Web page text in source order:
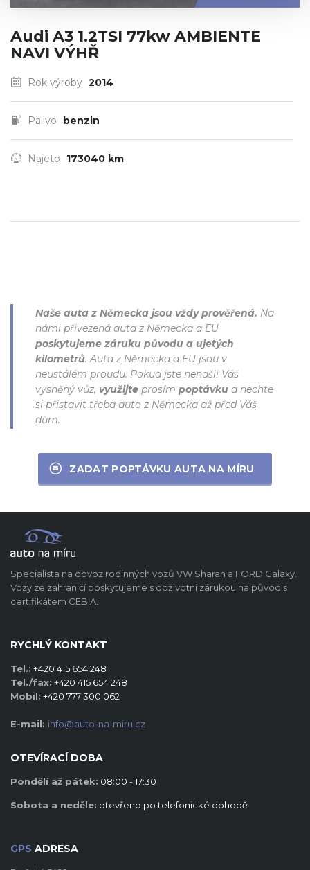
Audi A3 1.2TSI 77kw AMBIENTE
NAVI VÝHŘ
Rok výroby 2014
Palivo benzin
Najeto 173040 km
Naše auta z Německa jsou vždy prověřená. Na
námi přivezená auta z Německa a EU
poskytujeme záruku původu a ujetých
kilometrů. Auta z Německa a EU jsou v
neustálém proudu. Pokud jste nenašli Váš
vysněný vůz, využijte prosím poptávku a nechte
si přistavit třeba auto z Německa až před Váš
dům.
ZADAT POPTÁVKU AUTA NA MÍRU
Specialista na dovoz rodinných vozů VW Sharan a FORD Galaxy.
Vozy ze zahraničí poskytujeme s doživotní zárukou na původ s
certifikátem CEBIA.
RYCHLÝ KONTAKT
Tel.: +420 415 654 248
Tel./fax: +420 415 654 248
Mobil: +420 777 300 062
E-mail: info@auto-na-miru.cz
OTEVÍRACÍ DOBA
Pondělí až pátek: 08:00 - 17:30
Sobota a neděle: otevřeno po telefonické dohodě.
GPS ADRESA